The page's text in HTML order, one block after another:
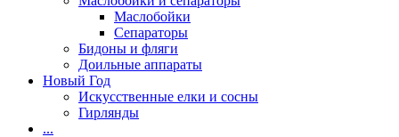
Маслобойки
Сепараторы
Бидоны и фляги
Доильные аппараты
Новый Год
Искусственные елки и сосны
Гирлянды
...